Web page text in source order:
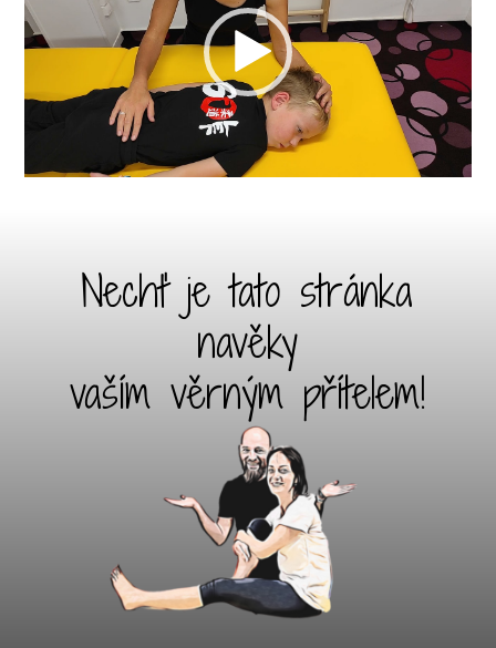
Nechť je tato stránka
navěky
vaším věrným přítelem!